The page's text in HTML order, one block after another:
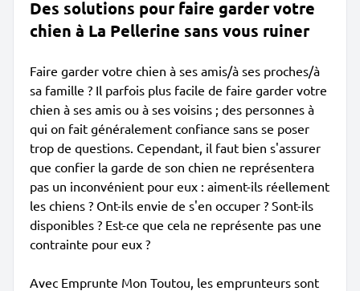
Des solutions pour faire garder votre
chien à La Pellerine sans vous ruiner
Faire garder votre chien à ses amis/à ses proches/à
sa famille ? Il parfois plus facile de faire garder votre
chien à ses amis ou à ses voisins ; des personnes à
qui on fait généralement confiance sans se poser
trop de questions. Cependant, il faut bien s'assurer
que confier la garde de son chien ne représentera
pas un inconvénient pour eux : aiment-ils réellement
les chiens ? Ont-ils envie de s'en occuper ? Sont-ils
disponibles ? Est-ce que cela ne représente pas une
contrainte pour eux ?
Avec Emprunte Mon Toutou, les emprunteurs sont